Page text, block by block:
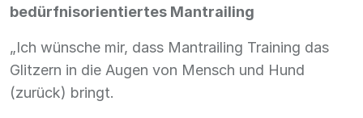
bedürfnisorientiertes Mantrailing
„Ich wünsche mir, dass Mantrailing Training das
Glitzern in die Augen von Mensch und Hund
(zurück) bringt.